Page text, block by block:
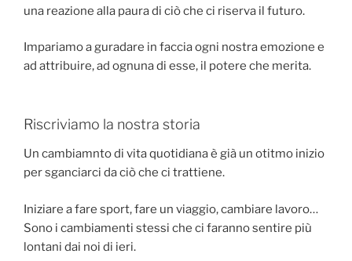
una reazione alla paura di ciò che ci riserva il futuro.
Impariamo a guradare in faccia ogni nostra emozione e
ad attribuire, ad ognuna di esse, il potere che merita.
Riscriviamo la nostra storia
Un cambiamnto di vita quotidiana è già un otitmo inizio
per sganciarci da ciò che ci trattiene.
Iniziare a fare sport, fare un viaggio, cambiare lavoro…
Sono i cambiamenti stessi che ci faranno sentire più
lontani dai noi di ieri.